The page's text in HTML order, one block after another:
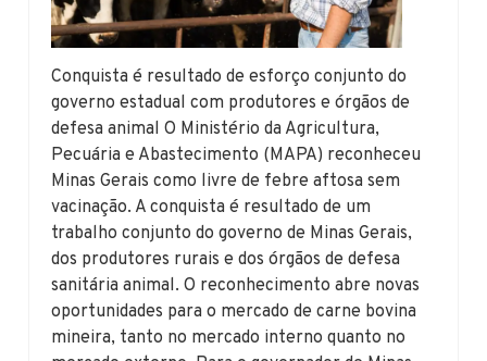
Conquista é resultado de esforço conjunto do
governo estadual com produtores e órgãos de
defesa animal O Ministério da Agricultura,
Pecuária e Abastecimento (MAPA) reconheceu
Minas Gerais como livre de febre aftosa sem
vacinação. A conquista é resultado de um
trabalho conjunto do governo de Minas Gerais,
dos produtores rurais e dos órgãos de defesa
sanitária animal. O reconhecimento abre novas
oportunidades para o mercado de carne bovina
mineira, tanto no mercado interno quanto no